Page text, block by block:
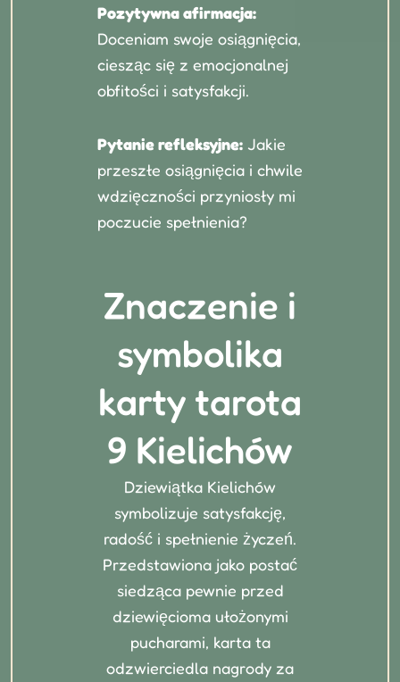
Pozytywna afirmacja:
Doceniam swoje osiągnięcia,
ciesząc się z emocjonalnej
obfitości i satysfakcji.
Pytanie refleksyjne: Jakie
przeszłe osiągnięcia i chwile
wdzięczności przyniosły mi
poczucie spełnienia?
Znaczenie i
symbolika
karty tarota
9 Kielichów
Dziewiątka Kielichów
symbolizuje satysfakcję,
radość i spełnienie życzeń.
Przedstawiona jako postać
siedząca pewnie przed
dziewięcioma ułożonymi
pucharami, karta ta
odzwierciedla nagrody za